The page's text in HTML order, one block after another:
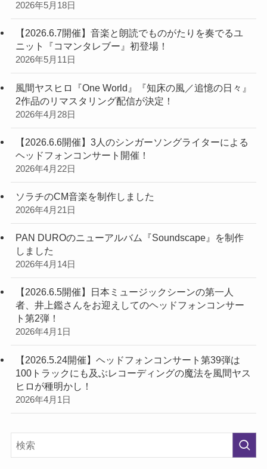
2026年5月18日
【2026.6.7開催】音楽と朗読でものがたりを奏でるユ
ニット『コマンタレブー』初登場！
2026年5月11日
風間ヤスヒロ『One World』『知床の風／追憶の日々』
2作品のリマスタリング配信が決定！
2026年4月28日
【2026.6.6開催】3人のシンガーソングライターによる
ヘッドフォンコンサート開催！
2026年4月22日
ソラチのCM音楽を制作しました
2026年4月21日
PAN DUROのニューアルバム『Soundscape』を制作
しました
2026年4月14日
【2026.6.5開催】日本ミュージックシーンの第一人
者、井上鑑さんをお迎えしてのヘッドフォンコンサー
ト第2弾！
2026年4月1日
【2026.5.24開催】ヘッドフォンコンサート第39弾は
100トラックにも及ぶレコーディングの魔法を風間ヤス
ヒロが種明かし！
2026年4月1日